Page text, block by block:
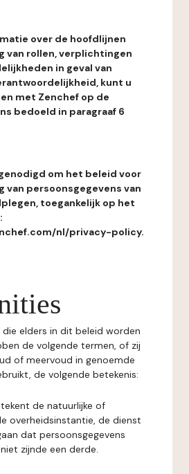
over de hoofdlijnen
van rollen, verplichtingen
in geval van
kunt u
met Zenchef op de
bedoeld in paragraaf 6
om het beleid voor
van persoonsgegevens van
toegankelijk op het
nl/privacy-policy.
elders in dit beleid worden
de volgende termen, of zij
of meervoud in genoemde
de volgende betekenis:
de natuurlijke of
overheidsinstantie, de dienst
dat persoonsgegevens
zijnde een derde.